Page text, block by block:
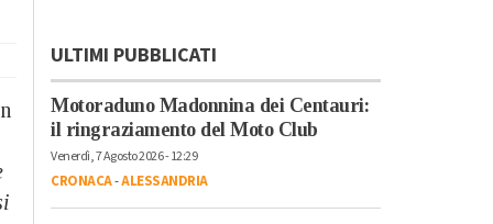
ULTIMI PUBBLICATI
Motoraduno Madonnina dei Centauri:
il ringraziamento del Moto Club
Venerdì, 7 Agosto 2026 - 12:29
CRONACA-ALESSANDRIA